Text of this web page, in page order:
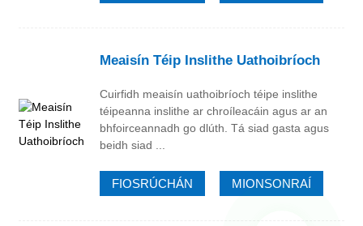
Meaisín Téip Inslithe Uathoibríoch
Cuirfidh meaisín uathoibríoch téipe inslithe
téipeanna inslithe ar chroíleacáin agus ar an
bhfoirceannadh go dlúth. Tá siad gasta agus
beidh siad ...
FIOSRÚCHÁN MIONSONRAÍ